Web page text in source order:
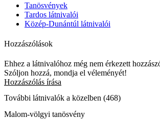
Tanösvények
Tardos látnivalói
Közép-Dunántúl látnivalói
Hozzászólások
Ehhez a látnivalóhoz még nem érkezett
Szóljon hozzá, mondja el véleményét!
Hozzászólás írása
További látnivalók a közelben (468)
Malom-völgyi tanösvény